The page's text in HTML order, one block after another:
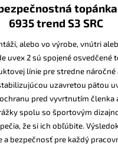
6935 trend S3 SRC
alebo vo výrobe, vnútri
uvex 2 sú spojené osvedčené
línie pre stredne náročné
uzavretou pätou
pred vyvrtnutím členka
spolu so športovým
že si ich obľúbite.
a bezpečnosť pre každý
UVEX 2
SYSTEM